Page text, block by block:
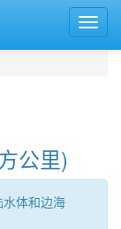
公里)
水体和边海